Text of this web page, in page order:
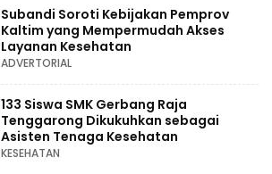
Subandi Soroti Kebijakan Pemprov
Kaltim yang Mempermudah Akses
Layanan Kesehatan
ADVERTORIAL
133 Siswa SMK Gerbang Raja
Tenggarong Dikukuhkan sebagai
Asisten Tenaga Kesehatan
KESEHATAN